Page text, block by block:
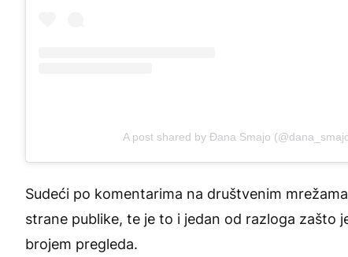
A post shared by Đana Smajo
Sudeći po komentarima na društvenim
strane publike, te je to i jedan od razloga zašto
brojem pregleda.